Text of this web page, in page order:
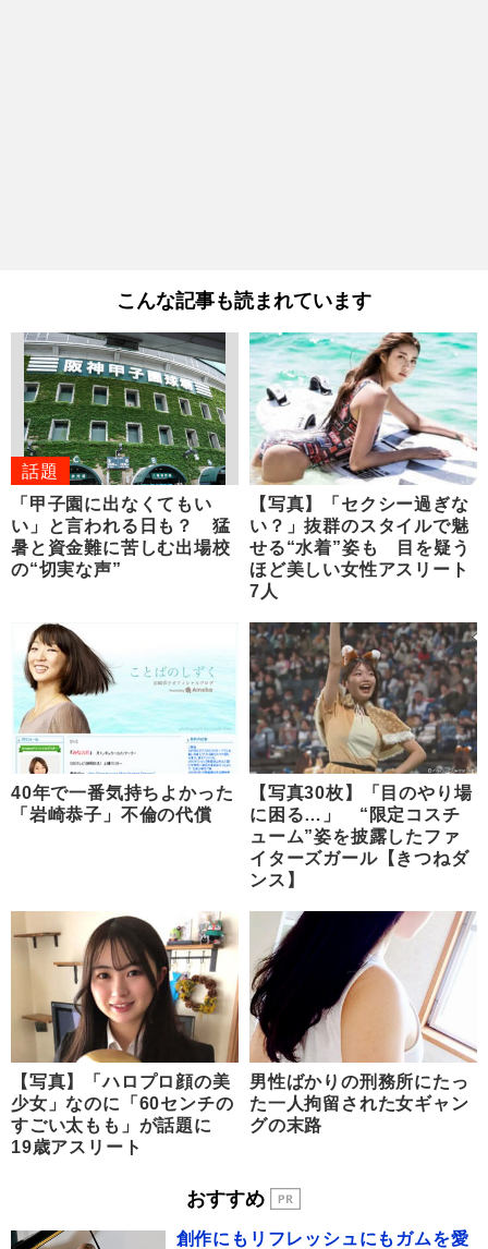
こんな記事も読まれています
話題
「甲子園に出なくてもい
い」と言われる日も？ 猛
暑と資金難に苦しむ出場校
の“切実な声”
【写真】「セクシー過ぎな
い？」抜群のスタイルで魅
せる“水着”姿も 目を疑う
ほど美しい女性アスリート
7人
40年で一番気持ちよかった
「岩崎恭子」不倫の代償
【写真30枚】「目のやり場
に困る…」 “限定コスチ
ューム”姿を披露したファ
イターズガール【きつねダ
ンス】
【写真】「ハロプロ顔の美
少女」なのに「60センチの
すごい太もも」が話題に
19歳アスリート
男性ばかりの刑務所にたっ
た一人拘留された女ギャン
グの末路
おすすめ
創作にもリフレッシュにもガムを愛